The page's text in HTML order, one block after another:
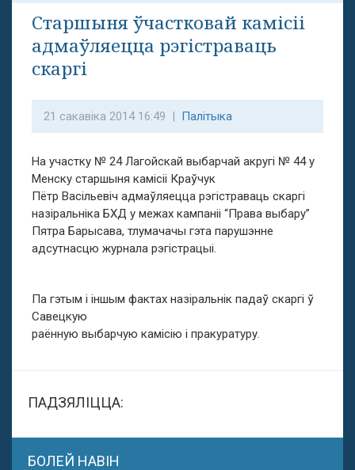
Старшыня ўчастковай камісіі
адмаўляецца рэгістраваць
скаргі
21 сакавіка 2014 16:49 | Палітыка
На участку № 24 Лагойскай выбарчай акругі № 44 у
Менску старшыня камісіі Краўчук
Пётр Васільевіч адмаўляецца рэгістраваць скаргі
назіральніка БХД у межах кампаніі “Права выбару”
Пятра Барысава, тлумачачы гэта парушэнне
адсутнасцю журнала рэгістрацыі.
Па гэтым і іншым фактах назіральнік падаў скаргі ў
Савецкую
раённую выбарчую камісію і пракуратуру.
ПАДЗЯЛІЦЦА:
БОЛЕЙ НАВІН